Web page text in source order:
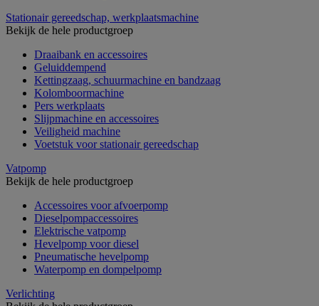
Stationair gereedschap, werkplaatsmachine
Bekijk de hele productgroep
Draaibank en accessoires
Geluiddempend
Kettingzaag, schuurmachine en bandzaag
Kolomboormachine
Pers werkplaats
Slijpmachine en accessoires
Veiligheid machine
Voetstuk voor stationair gereedschap
Vatpomp
Bekijk de hele productgroep
Accessoires voor afvoerpomp
Dieselpompaccessoires
Elektrische vatpomp
Hevelpomp voor diesel
Pneumatische hevelpomp
Waterpomp en dompelpomp
Verlichting